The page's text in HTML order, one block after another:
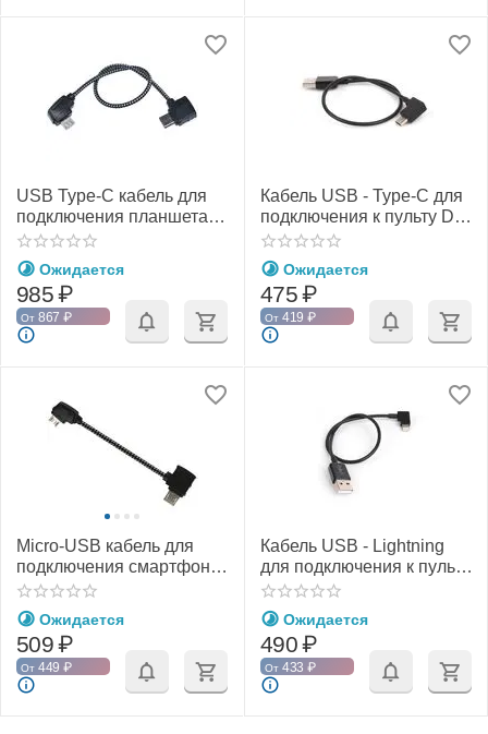
USB Type-C кабель для
подключения планшета к
пульту серии DJI Mavic
(20 см) (YX)
Ожидается
985₽
От 867 ₽
Кабель USB - Type-C для
подключения к пульту DJI
(30 см) (SunnyLife)
Ожидается
475₽
От 419 ₽
Micro-USB кабель для
подключения смартфона
к пульту серии DJI Mavic
(9 см) (YX)
Ожидается
509₽
От 449 ₽
Кабель USB - Lightning
для подключения к пульту
DJI (30 см) (SunnyLife)
Ожидается
490₽
От 433 ₽